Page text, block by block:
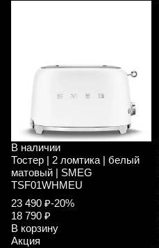
В наличии
Тостер | 2 ломтика | белый
матовый | SMEG
TSF01WHMEU
23 490 ₽-20%
18 790 ₽
В корзину
Акция